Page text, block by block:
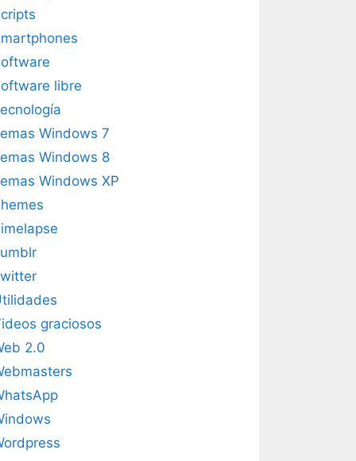
libre
Windows 7
Windows 8
Windows XP
graciosos
2.0